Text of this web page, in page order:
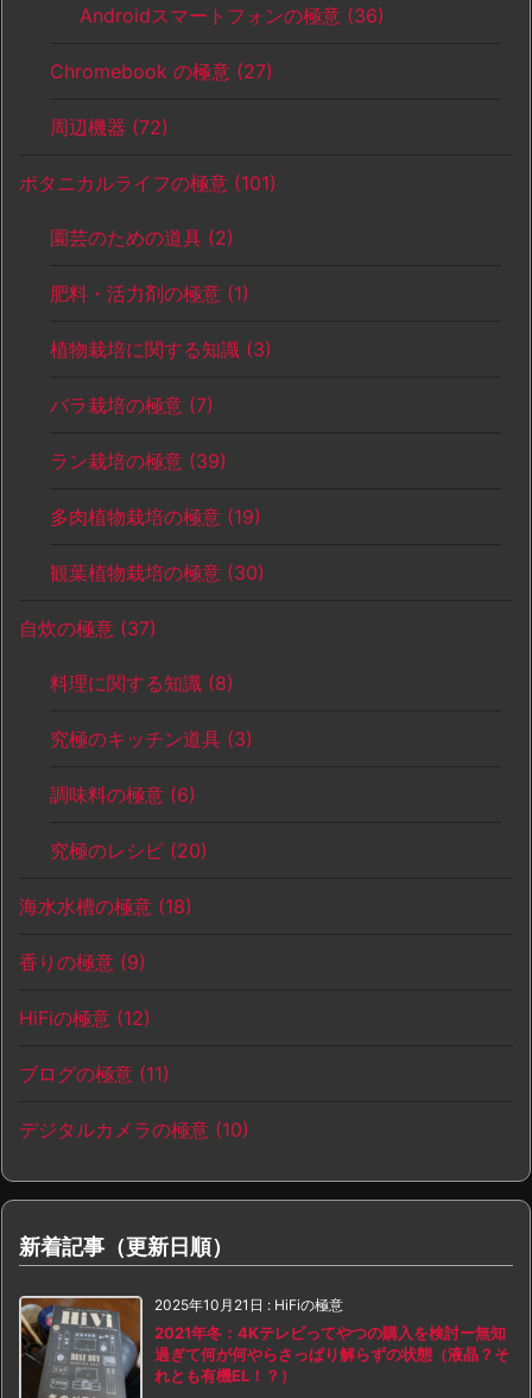
Androidスマートフォンの極意 (36)
Chromebook の極意 (27)
周辺機器 (72)
ボタニカルライフの極意 (101)
園芸のための道具 (2)
肥料・活力剤の極意 (1)
植物栽培に関する知識 (3)
バラ栽培の極意 (7)
ラン栽培の極意 (39)
多肉植物栽培の極意 (19)
観葉植物栽培の極意 (30)
自炊の極意 (37)
料理に関する知識 (8)
究極のキッチン道具 (3)
調味料の極意 (6)
究極のレシピ (20)
海水水槽の極意 (18)
香りの極意 (9)
HiFiの極意 (12)
ブログの極意 (11)
デジタルカメラの極意 (10)
新着記事（更新日順）
2025年10月21日 : HiFiの極意
2021年冬：4Kテレビってやつの購入を検討ー無知
過ぎて何が何やらさっぱり解らずの状態（液晶？そ
れとも有機EL！？）